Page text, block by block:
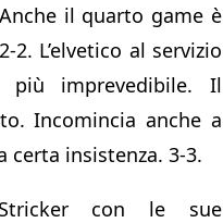
il quarto game è
2. L’elvetico al servizio
più imprevedibile. Il
Incomincia anche a
certa insistenza. 3-3.
con le sue